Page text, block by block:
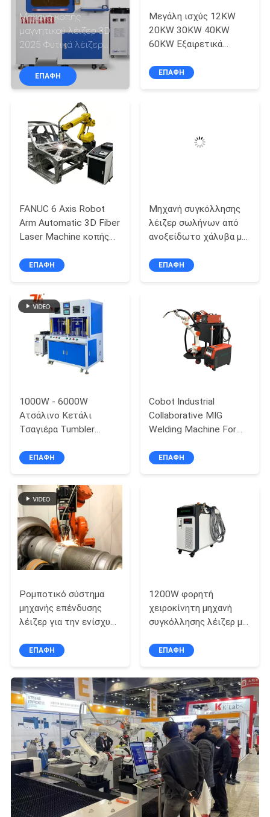
ΣΤΟ
ΕΡΓΟΣΤΆΣΙΟ
ΕΠΙΚΟΙΝΩΝΉΣΤΕ
ΜΑΖΊ
ΝΈΑ
SITEMAP
PRIVACY
Μηχανή κοπής
μαγνητικού λέιζερ 3D
2025 Φυτικά λέιζερ
1500w 3000W Laser
Ndfeb Machine
ΕΠΑΦΉ
Μεγάλη ισχύς 12KW
20KW 30KW 40KW
60KW Εξαιρετικά
κοπής λέιζερ ινών γης
ΕΠΑΦΉ
FANUC 6 Axis Robot
Arm Automatic 3D Fiber
Laser Machine κοπής
τεμάχιο εργασίας
ανοξείδωτο χάλυβα
ΕΠΑΦΉ
Μηχανή συγκόλλησης
λέιζερ σωλήνων από
ανοξείδωτο χάλυβα με
σφράγισης,
ΕΠΑΦΉ
1000W - 6000W
Ατσάλινο Κετάλι
Τσαγιέρα Tumbler
αυτόματη μηχανή
ινών
ΕΠΑΦΉ
Cobot Industrial
Collaborative MIG
Welding Machine For
ΕΠΑΦΉ
Ρομποτικό σύστημα
μηχανής επένδυσης
λέιζερ για την ενίσχυση
άξονων αντλίας, των
περιστρεφόμενων
μερών
ΕΠΑΦΉ
1200W φορητή
χειροκίνητη μηχανή
συγκόλλησης λέιζερ με
σύστημα παραγωγής
ΕΠΑΦΉ